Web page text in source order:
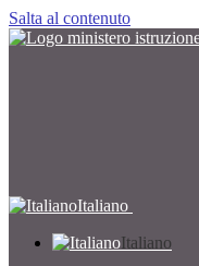
Salta al contenuto
Italiano
Italiano